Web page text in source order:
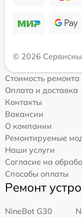
© 2026
Стоимость ремонта
Оплата и доставка
Контакты
Вакансии
О компании
Ремонтируемые
Наши услуги
Согласие на
Способы оплаты
Ремонт
NineBot G30